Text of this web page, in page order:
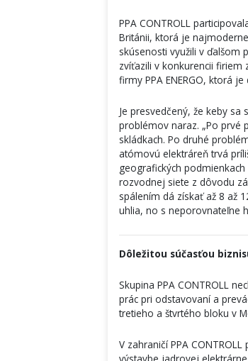
PPA CONTROLL
Británii, ktorá je
skúsenosti využili v ďalšom
zvíťazili v konkurencii firiem
firmy PPA ENERGO, ktorá
Je presvedčený, že keby
problémov naraz. „Po
skládkach. Po druhé
atómovú elektráreň trvá
geografických
rozvodnej siete z dôvodu
spálením dá získať až 8 až
uhlia, no s neporovnateľne
Dôležitou súčasťou
Skupina PPA CONTROLL
prác pri odstavovaní a
tretieho a štvrtého bloku v
V zahraničí PPA